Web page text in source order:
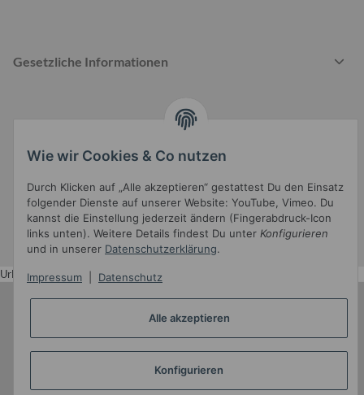
Gesetzliche Informationen
Widerrufsbutton
* Alle Preise inkl. gesetzlicher USt.
• Powered byJTL-Shop • JTL5-Template mit
Wie wir Cookies & Co nutzen
Durch Klicken auf „Alle akzeptieren“ gestattest Du den Einsatz
folgender Dienste auf unserer Website: YouTube, Vimeo. Du
kannst die Einstellung jederzeit ändern (Fingerabdruck-Icon
links unten). Weitere Details findest Du unter Konfigurieren
und in unserer Datenschutzerklärung.
Impressum Datenschutz
Alle akzeptieren
Konfigurieren
Urlaub